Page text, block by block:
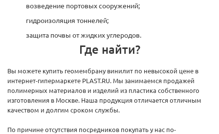
возведение портовых сооружений;
гидроизоляция тоннелей;
защита почвы от жидких углеродов.
Где найти?
Вы можете купить геомембрану винилит по невысокой цене в
интернет-гипермаркете PLAST.RU. Мы занимаемся продажей
полимерных материалов и изделий из пластика собственного
изготовления в Москве. Наша продукция отличается отличным
качеством и долгим сроком службы.
По причине отсутствия посредников покупать у нас по-